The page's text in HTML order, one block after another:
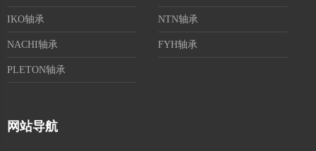
IKO轴承 NTN轴承
NACHI轴承 FYH轴承
PLETON轴承
网站导航